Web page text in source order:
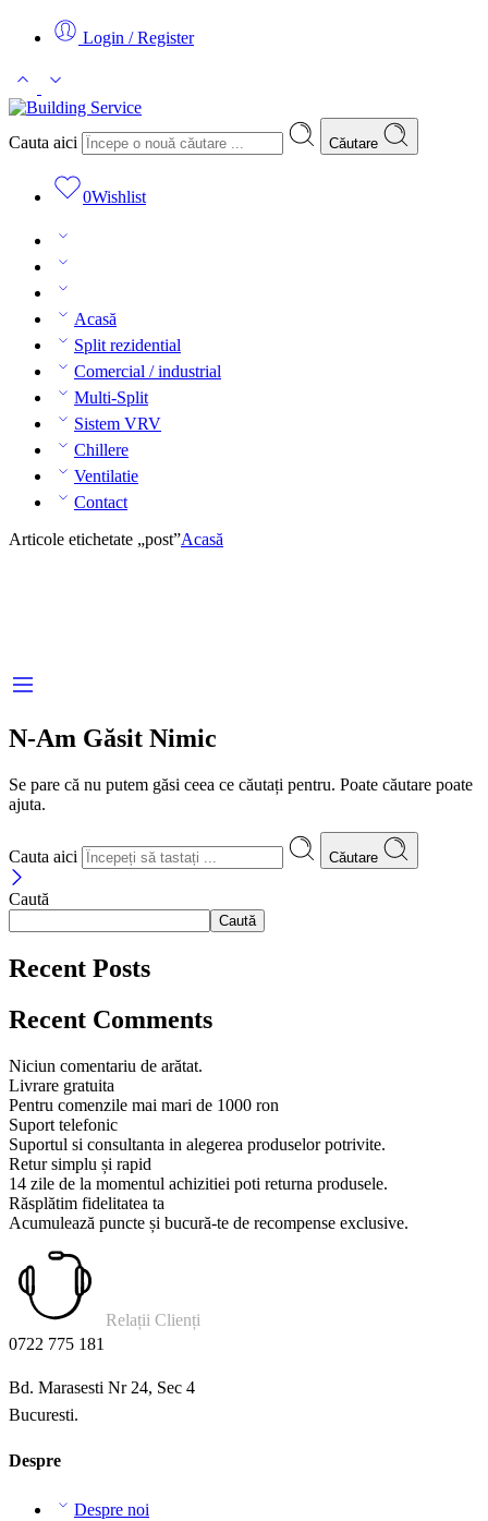
Login / Register
Cauta aici Căutare
0Wishlist
Acasă
Split rezidential
Comercial / industrial
Multi-Split
Sistem VRV
Chillere
Ventilatie
Contact
Articole etichetate „post”Acasă
N-Am Găsit Nimic
Se pare că nu putem găsi ceea ce căutați pentru. Poate căutare poate
ajuta.
Cauta aici Căutare
Caută
Caută
Recent Posts
Recent Comments
Niciun comentariu de arătat.
Livrare gratuita
Pentru comenzile mai mari de 1000 ron
Suport telefonic
Suportul si consultanta in alegerea produselor potrivite.
Retur simplu și rapid
14 zile de la momentul achizitiei poti returna produsele.
Răsplătim fidelitatea ta
Acumulează puncte și bucură-te de recompense exclusive.
Relații Clienți
0722 775 181
Bd. Marasesti Nr 24, Sec 4
Bucuresti.
Despre
Despre noi